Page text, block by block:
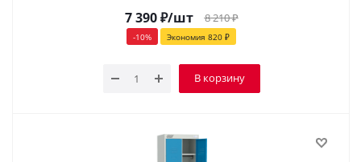
7 390₽/шт 8 210₽
-10% Экономия 820 ₽
В корзину